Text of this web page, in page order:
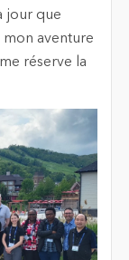
jour que
mon aventure
réserve la